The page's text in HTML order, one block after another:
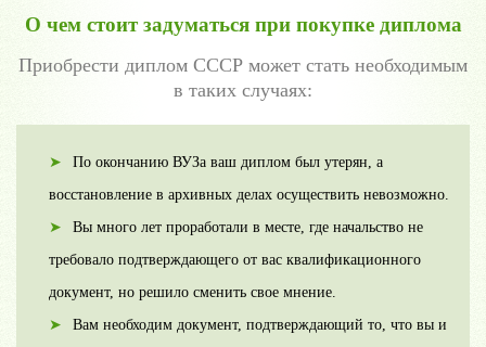
О чем стоит задуматься при покупке диплома
Приобрести диплом СССР может стать необходимым
в таких случаях:
По окончанию ВУЗа ваш диплом был утерян, а
восстановление в архивных делах осуществить невозможно.
Вы много лет проработали в месте, где начальство не
требовало подтверждающего от вас квалификационного
документ, но решило сменить свое мнение.
Вам необходим документ, подтверждающий то, что вы и